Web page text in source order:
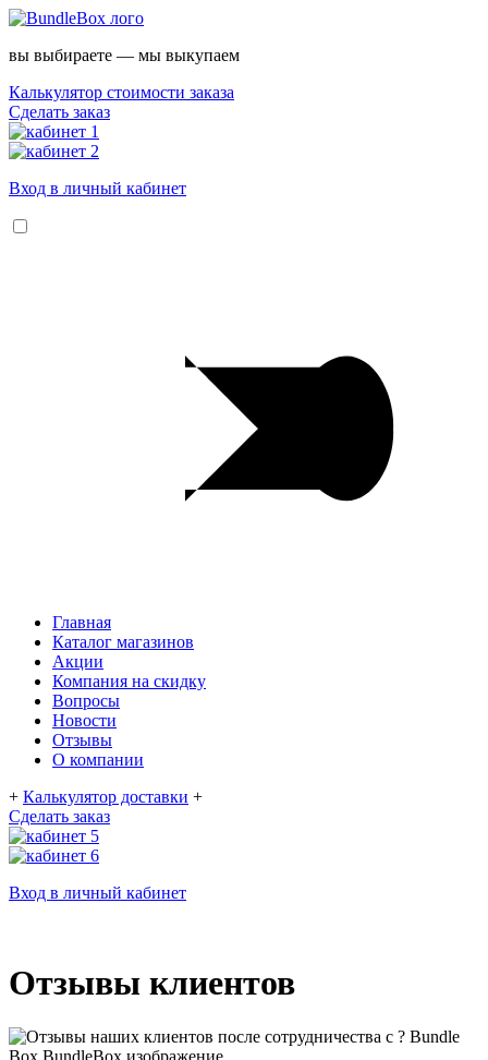
вы выбираете — мы выкупаем
Калькулятор стоимости заказа
Сделать заказ
Вход в личный кабинет
Главная
Каталог магазинов
Акции
Компания на скидку
Вопросы
Новости
Отзывы
О компании
+ Калькулятор доставки +
Сделать заказ
Вход в личный кабинет
Отзывы клиентов